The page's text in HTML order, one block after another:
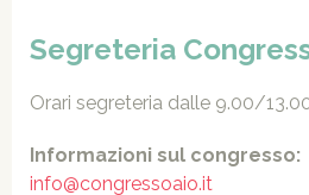
Segreteria
Orari segreteria dalle 9.00/
Informazioni sul congresso:
info@congressoaio.it